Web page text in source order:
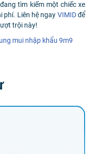
tìm kiếm một chiếc xe
phí. Liên hệ ngay VIMIDđể
trội này!
mui nhập khẩu 9m9